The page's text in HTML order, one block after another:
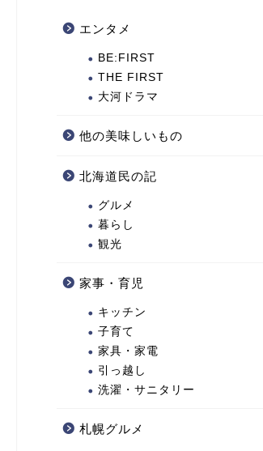
エンタメ
BE:FIRST
THE FIRST
大河ドラマ
他の美味しいもの
北海道民の記
グルメ
暮らし
観光
家事・育児
キッチン
子育て
家具・家電
引っ越し
洗濯・サニタリー
札幌グルメ